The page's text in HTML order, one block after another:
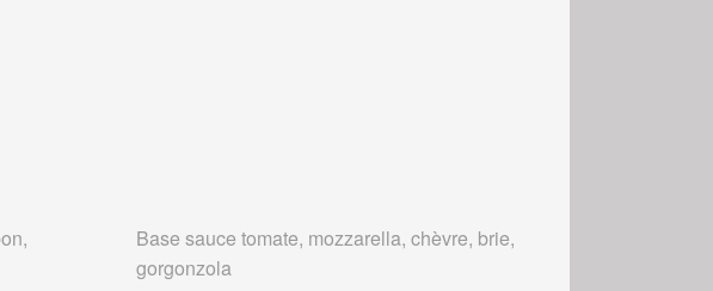
Base sauce tomate, mozzarella, chèvre, brie,
gorgonzola